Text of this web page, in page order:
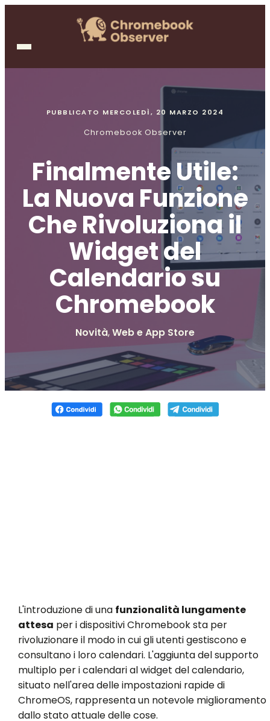
PUBBLICATO MERCOLEDÌ, 20 MARZO 2024
Chromebook Observer
Finalmente Utile:
La Nuova Funzione
Che Rivoluziona il
Widget del
Calendario su
Chromebook
Novità,Web e App Store
L'introduzione di una funzionalità lungamente
attesa per i dispositivi Chromebook sta per
rivoluzionare il modo in cui gli utenti gestiscono e
consultano i loro calendari. L'aggiunta del supporto
multiplo per i calendari al widget del calendario,
situato nell'area delle impostazioni rapide di
ChromeOS, rappresenta un notevole miglioramento
dallo stato attuale delle cose.